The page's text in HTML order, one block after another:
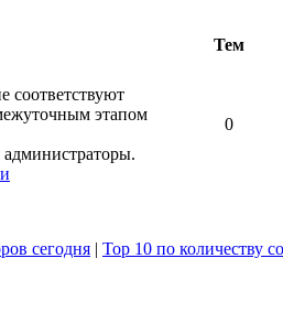
Тем
этапом
0
сегодня | Top 10 по количеству